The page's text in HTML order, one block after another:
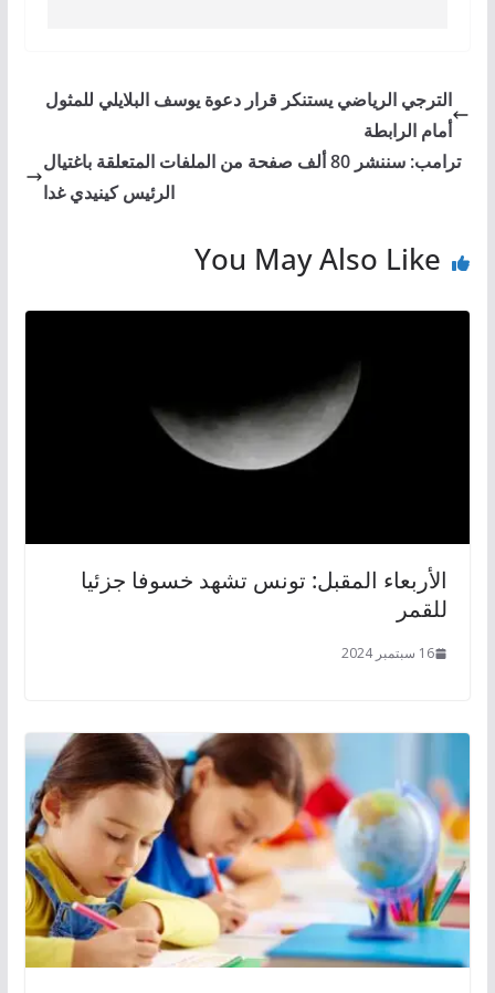
الترجي الرياضي يستنكر قرار دعوة يوسف البلايلي للمثول
أمام الرابطة
ترامب: سننشر 80 ألف صفحة من الملفات المتعلقة باغتيال
الرئيس كينيدي غدا
You May Also Like
الأربعاء المقبل: تونس تشهد خسوفا جزئيا
للقمر
16 سبتمبر 2024